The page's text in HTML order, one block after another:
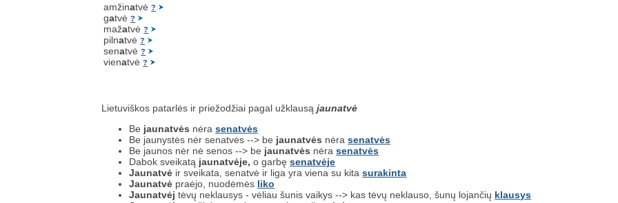
amžinatvė?
gatvė?
mažatvė?
pilnatvė?
senatvė?
vienatvė?
Lietuviškos patarlės ir priežodžiai pagal užklausąjaunatvė
Be jaunatvės nėrasenatvės
Be jaunystės nėr senatvės --> be jaunatvės nėrasenatvės
Be jaunos nėr nė senos --> be jaunatvės nėrasenatvės
Dabok sveikatą jaunatvėje, o garbęsenatvėje
Jaunatvė ir sveikata, senatvė ir liga yra viena su kitasurakinta
Jaunatvė praėjo, nuodėmės liko
Jaunatvėj tėvų neklausys - vėliau šunis vaikys --> kas tėvų neklauso, šunų lojančių klausys